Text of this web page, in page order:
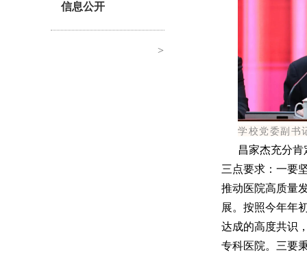
信息公开
>
学校党委副书
昌家杰充分
三点要求：一要
推动医院高质量
展。按照今年年
达成的高度共识
专科医院。三要